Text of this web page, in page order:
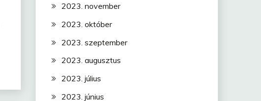
2023. november
2023. október
2023. szeptember
2023. augusztus
2023. július
2023. június